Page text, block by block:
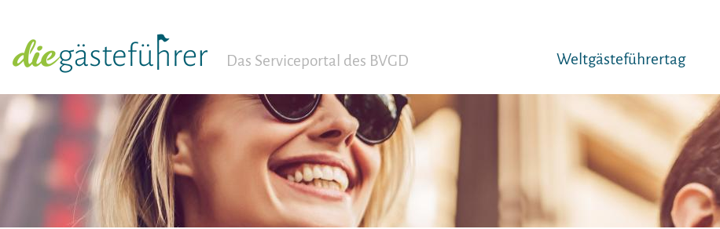
Das Serviceportal des BVGD Weltgäst­eführertag